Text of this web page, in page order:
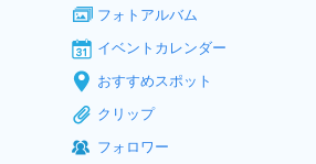
フォトアルバム
イベントカレンダー
おすすめスポット
クリップ
フォロワー